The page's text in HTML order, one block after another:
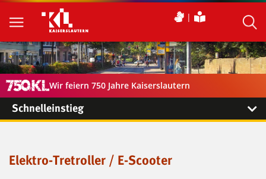
Wir feiern 750 Jahre Kaiserslautern
Schnelleinstieg
Elektro-Tretroller / E-Scooter